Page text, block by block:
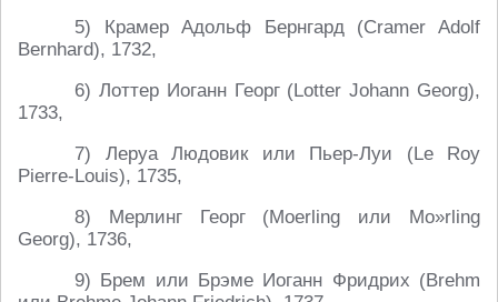
5) Крамер Адольф Бернгард (Cramer Adolf
Bernhard), 1732,
6) Лоттер Иоганн Георг (Lotter Johann Georg),
1733,
7) Леруа Людовик или Пьер-Луи (Le Roy
Pierre-Louis), 1735,
8) Мерлинг Георг (Moerling или Mo»rling
Georg), 1736,
9) Брем или Брэме Иоганн Фридрих (Brehm